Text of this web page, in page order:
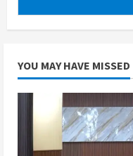
YOU MAY HAVE MISSED